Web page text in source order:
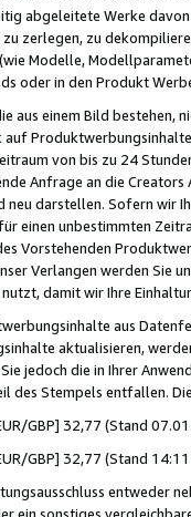
abgeleitete Werke
zerlegen, zu
Modelle,
oder in den Produkt
aus einem Bild bestehen,
von bis zu 24
Anfrage an die
darstellen. Sofern wir
einen unbestimmten
Vorstehenden
Verlangen werden Sie
damit wir Ihre
aus
aktualisieren,
jedoch die in Ihrer
des Stempels entfallen.
GBP] 32,77 (Stand
GBP] 32,77 (Stand
entweder
ein sonstiges